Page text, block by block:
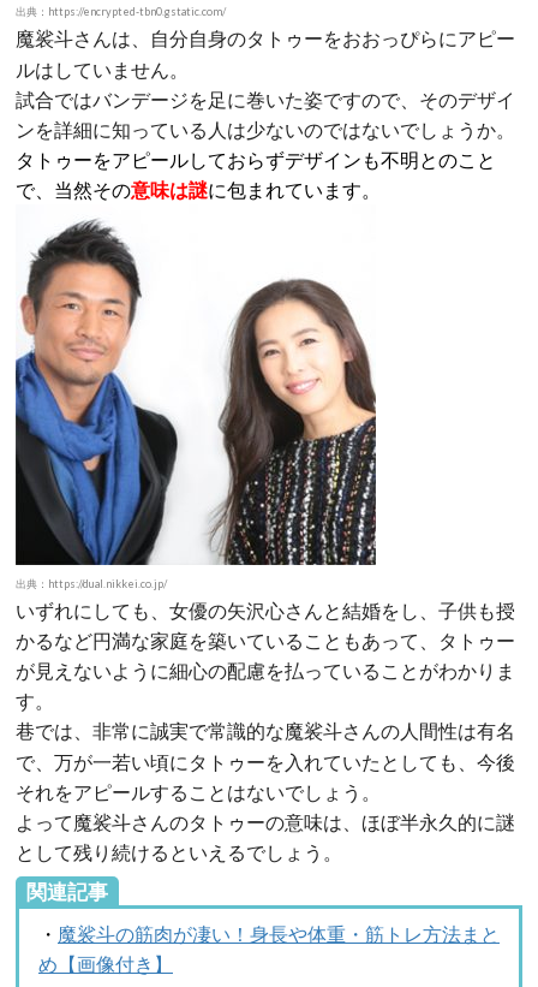
出典：https://encrypted-tbn0.gstatic.com/
魔裟斗さんは、自分自身のタトゥーをおおっぴらにアピー
ルはしていません。
試合ではバンデージを足に巻いた姿ですので、そのデザイ
ンを詳細に知っている人は少ないのではないでしょうか。
タトゥーをアピールしておらずデザインも不明とのこと
で、当然その意味は謎に包まれています。
出典：https://dual.nikkei.co.jp/
いずれにしても、女優の矢沢心さんと結婚をし、子供も授
かるなど円満な家庭を築いていることもあって、タトゥー
が見えないように細心の配慮を払っていることがわかりま
す。
巷では、非常に誠実で常識的な魔裟斗さんの人間性は有名
で、万が一若い頃にタトゥーを入れていたとしても、今後
それをアピールすることはないでしょう。
よって魔裟斗さんのタトゥーの意味は、ほぼ半永久的に謎
として残り続けるといえるでしょう。
関連記事
・ 魔裟斗の筋肉が凄い！身長や体重・筋トレ方法まと
め【画像付き】